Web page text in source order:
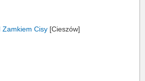
Zamkiem Cisy [Cieszów]